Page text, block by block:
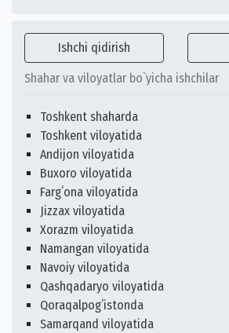
Ishchi qidirish
Shahar va viloyatlar bo`yicha ishchilar
Toshkent shaharda
Toshkent viloyatida
Andijon viloyatida
Buxoro viloyatida
Fargʻona viloyatida
Jizzax viloyatida
Xorazm viloyatida
Namangan viloyatida
Navoiy viloyatida
Qashqadaryo viloyatida
Qoraqalpogʻistonda
Samarqand viloyatida